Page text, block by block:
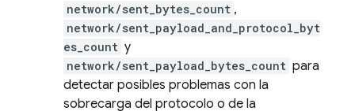
network/sent_bytes_count ,
network/sent_payload_and_protocol_byt
es_count y
network/sent_payload_bytes_count para
detectar posibles problemas con la
sobrecarga del protocolo o de la